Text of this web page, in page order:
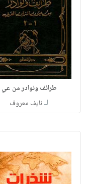
طرائف ونوادر من عي
لـ نايف معروف